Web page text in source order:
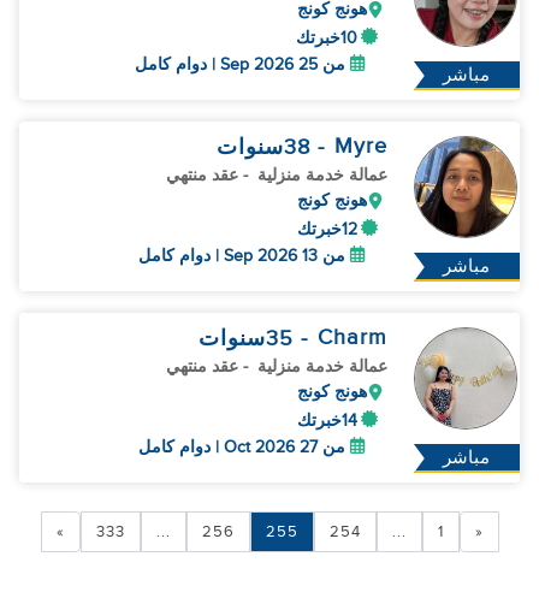
مباشر
هونج كونج
10خبرتك
من 25 Sep 2026 | دوام كامل
مباشر
Myre
- 38 سنوات
عمالة خدمة منزلية - عقد منتهي
هونج كونج
12خبرتك
من 13 Sep 2026 | دوام كامل
مباشر
Charm
- 35 سنوات
عمالة خدمة منزلية - عقد منتهي
هونج كونج
14خبرتك
من 27 Oct 2026 | دوام كامل
«
1
...
254
255
256
...
333
»